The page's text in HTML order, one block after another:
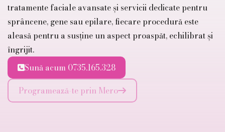
tratamente faciale avansate și servicii dedicate pentru
sprâncene, gene sau epilare, fiecare procedură este
aleasă pentru a susține un aspect proaspăt, echilibrat și
îngrijit.
Sună acum 0735.165.328
Programează-te prin Mero